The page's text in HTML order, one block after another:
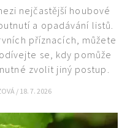
nejčastější houbové
a opadávání listů.
příznacích, můžete
se, kdy pomůže
zvolit jiný postup.
/ 18. 7. 2026